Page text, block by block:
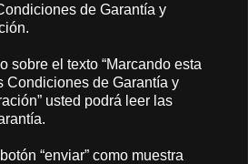
de Garantía y
sobre el texto “Marcando esta
Condiciones de Garantía y
usted podrá leer las
“enviar” como muestra